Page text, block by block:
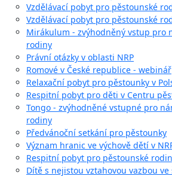
Vzdělávací pobyt pro pěstounské
Vzdělávací pobyt pro pěstounské
Mirákulum - zvýhodněný vstup pro
rodiny
Právní otázky v oblasti NRP
Romové v České republice - webinář
Relaxační pobyt pro pěstounky v
Respitní pobyt pro děti v Centru
Tongo - zvýhodněné vstupné pro
rodiny
Předvánoční setkání pro pěstounky
Význam hranic ve výchově dětí v
Respitní pobyt pro pěstounské
Dítě s nejistou vztahovou vazbou